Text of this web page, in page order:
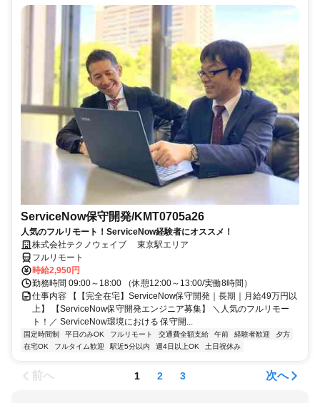
ServiceNow保守開発/KMT0705a26
人気のフルリモート！ServiceNow経験者にオススメ！
株式会社テクノウェイブ 東京駅エリア
フルリモート
時給2,950円
勤務時間 09:00～18:00 （休憩12:00～13:00/実働8時間）
仕事内容 【【完全在宅】ServiceNow保守開発｜長期｜月給49万円以
上】 【ServiceNow保守開発エンジニア募集】 ＼人気のフルリモー
ト！／ ServiceNow環境における 保守開...
固定時間制 平日のみOK フルリモート 交通費全額支給 午前 経験者歓迎
夕方
在宅OK
フルタイム歓迎 駅近5分以内 週4日以上OK 土日祝休み
前へ 1 2 3 次へ